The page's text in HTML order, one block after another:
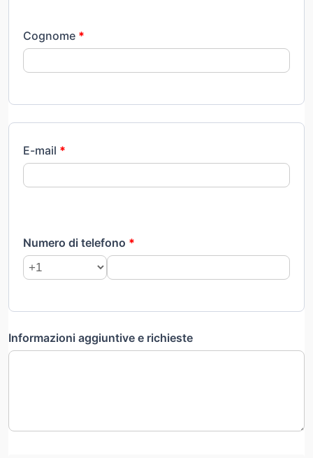
Cognome *
E-mail *
Numero di telefono *
Informazioni aggiuntive e richieste